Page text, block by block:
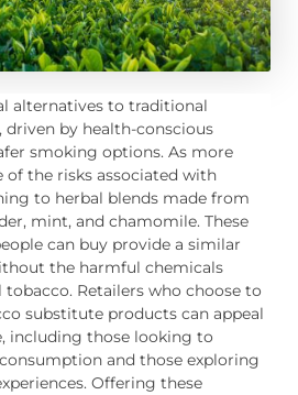
alternatives to traditional
driven by health-conscious
smoking options. As more
of the risks associated with
to herbal blends made from
mint, and chamomile. These
can buy provide a similar
the harmful chemicals
Retailers who choose to
substitute products can appeal
including those looking to
and those exploring
Offering these